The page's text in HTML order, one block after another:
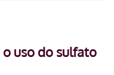
o uso do sulfato